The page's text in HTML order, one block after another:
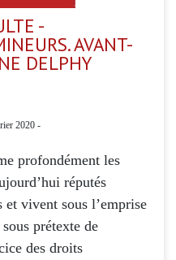
-
AVANT-
DELPHY
2020 -
profondément les
réputés
vivent sous l’emprise
prétexte de
des droits